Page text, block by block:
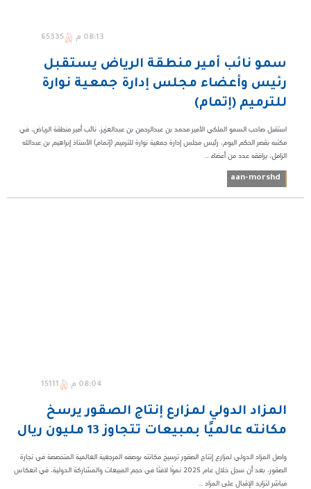
08:13 م 65335
سمو نائب أمير منطقة الرياض يستقبل
رئيس وأعضاء مجلس إدارة جمعية نوارة
للترميم (إتمام)
استقبل صاحب السمو الملكي الأمير محمد بن عبدالرحمن بن عبدالعزيز، نائب أمير منطقة الرياض، في
مكتبه بقصر الحكم اليوم، رئيس مجلس إدارة جمعية نوارة للترميم (إتمام) الأستاذ إبراهيم بن عبدالله
الزامل، يرافقه عدد من أعضاء ...
aan-morshd
08:04 م 15111
المزاد الدولي لمزارع إنتاج الصقور يرسخ
مكانته عالميًا بمبيعات تتجاوز 13 مليون ريال
واصل المزاد الدولي لمزارع إنتاج الصقور ترسيخ مكانته بوصفه المرجعية العالمية المتخصصة في تجارة
الصقور، بعد أن سجل خلال عام 2025 نموًا لافتًا في حجم المبيعات والمشاركة الدولية، في انعكاس
مباشر لتزايد الإقبال على المزاد ...